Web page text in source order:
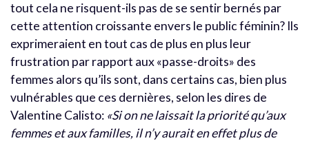
tout cela ne risquent-ils pas de se sentir bernés par
cette attention croissante envers le public féminin? Ils
exprimeraient en tout cas de plus en plus leur
frustration par rapport aux «passe-droits» des
femmes alors qu’ils sont, dans certains cas, bien plus
vulnérables que ces dernières, selon les dires de
Valentine Calisto: «Si on ne laissait la priorité qu’aux
femmes et aux familles, il n’y aurait en effet plus de